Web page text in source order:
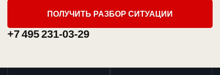
ПОЛУЧИТЬ РАЗБОР СИТУАЦИИ
+7 495 231-03-29